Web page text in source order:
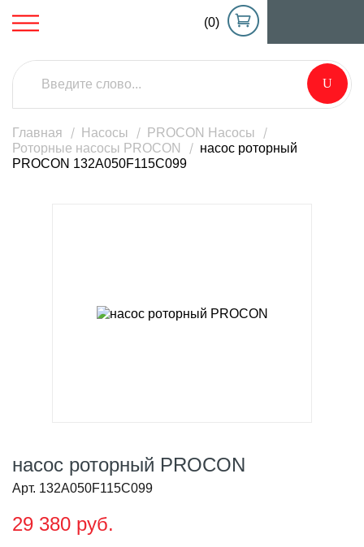
(0)
Главная Насосы
PROCON Насосы
Роторные насосы PROCON
насос роторный
PROCON 132A050F115C099
насос роторный PROCON
Арт. 132A050F115C099
29 380 руб.